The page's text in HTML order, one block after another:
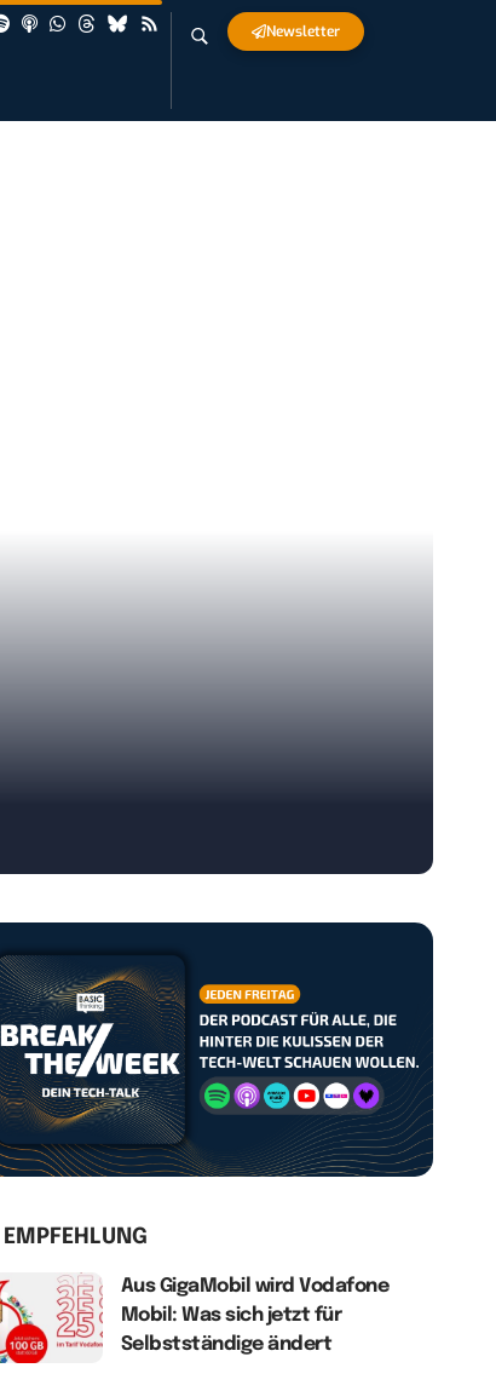
Newsletter
EMPFEHLUNG
Aus GigaMobil wird Vodafone
Mobil: Was sich jetzt für
Selbstständige ändert